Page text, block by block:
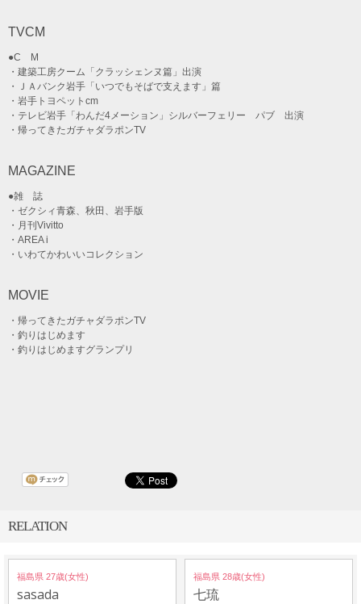
TVCM
●C M
・建築工房クーム「クラッシェンヌ篇」出演
・ＪＡバンク岩手「いつでもそばで支えます」篇
・岩手トヨペットcm
・テレビ岩手「わんだ4メーション」シルバーフェリー パブ 出演
・帰ってきたガチャダラポンTV
MAGAZINE
●雑 誌
・ゼクシィ青森、秋田、岩手版
・月刊Vivitto
・AREA i
・いわてかわいいコレクション
MOVIE
・帰ってきたガチャダラポンTV
・釣りはじめます
・釣りはじめますグランプリ
RELATION
福島県 27歳(女性)
sasada
福島県 28歳(女性)
七琉